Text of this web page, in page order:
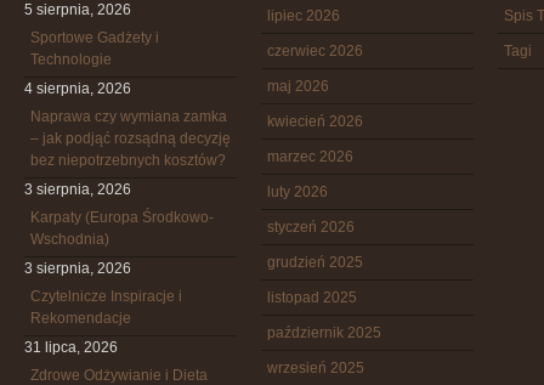
5 sierpnia, 2026
Sportowe Gadżety i
Technologie
4 sierpnia, 2026
Naprawa czy wymiana zamka
– jak podjąć rozsądną decyzję
bez niepotrzebnych kosztów?
3 sierpnia, 2026
Karpaty (Europa Środkowo-
Wschodnia)
3 sierpnia, 2026
Czytelnicze Inspiracje i
Rekomendacje
31 lipca, 2026
Zdrowe Odżywianie i Dieta
lipiec 2026
czerwiec 2026
maj 2026
kwiecień 2026
marzec 2026
luty 2026
styczeń 2026
grudzień 2025
listopad 2025
październik 2025
wrzesień 2025
Spis
Tagi